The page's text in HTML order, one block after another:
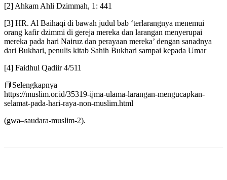
[2] Ahkam Ahli Dzimmah, 1: 441
[3] HR. Al Baihaqi di bawah judul bab ‘terlarangnya menemui
orang kafir dzimmi di gereja mereka dan larangan menyerupai
mereka pada hari Nairuz dan perayaan mereka’ dengan sanadnya
dari Bukhari, penulis kitab Sahih Bukhari sampai kepada Umar
[4] Faidhul Qadiir 4/511
📘Selengkapnya
https://muslim.or.id/35319-ijma-ulama-larangan-mengucapkan-
selamat-pada-hari-raya-non-muslim.html
(gwa–saudara-muslim-2).